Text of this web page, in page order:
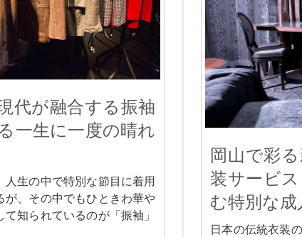
代が融合する振袖
一生に一度の晴れ
人生の中で特別な節目に着用
が、その中でもひときわ華や
知られているのが「振袖」
岡山で彩
装サービ
む特別な成
日本の伝統衣装